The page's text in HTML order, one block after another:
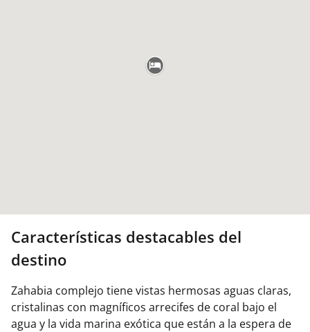
Características destacables del
destino
Zahabia complejo tiene vistas hermosas aguas claras,
cristalinas con magníficos arrecifes de coral bajo el
agua y la vida marina exótica que están a la espera de